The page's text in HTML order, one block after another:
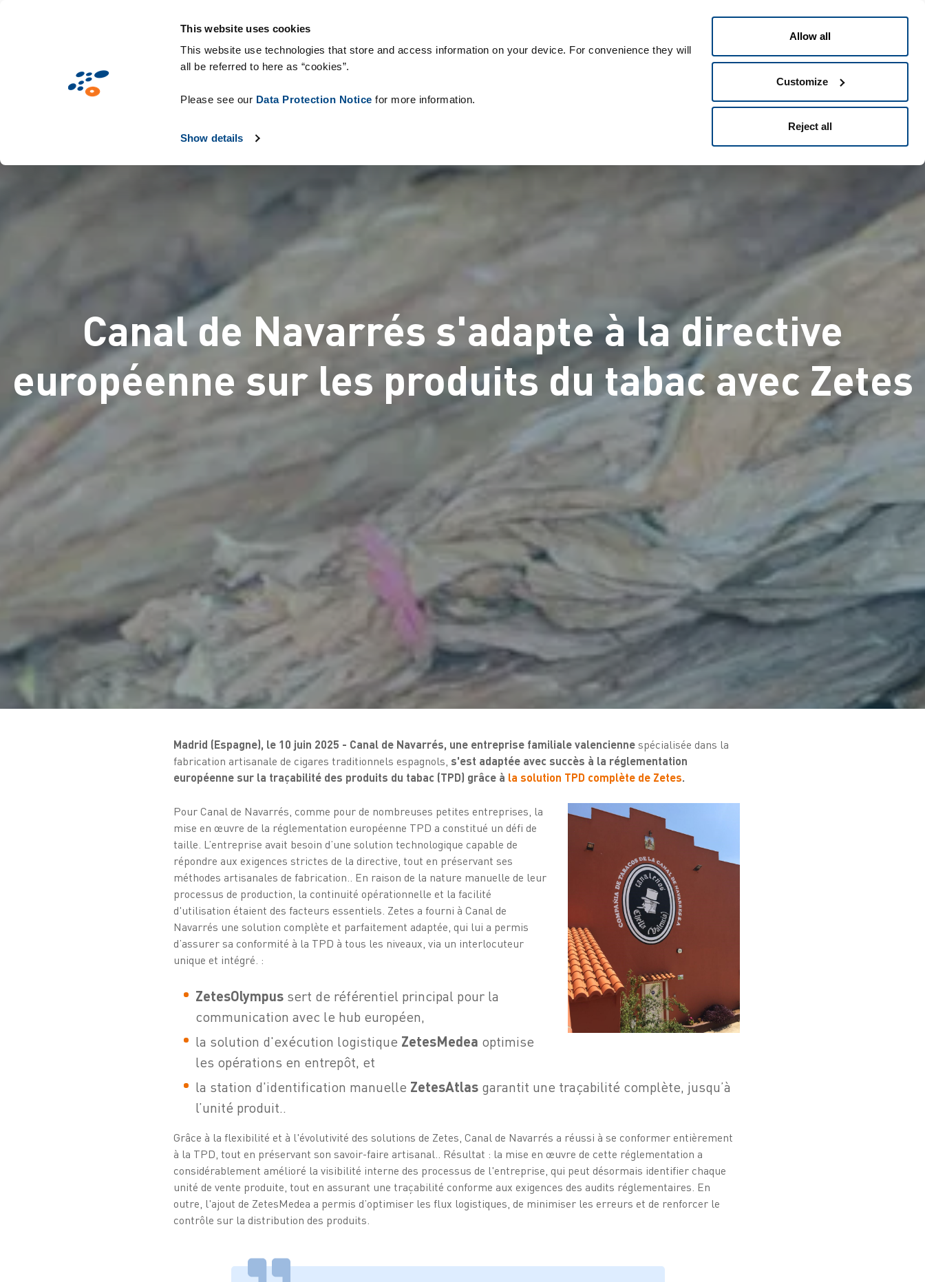
This website uses cookies
This website use technologies that store and access information on your device. For convenience they will
all be referred to here as “cookies”.
Please see our Data Protection Notice for more information.
Show details
Allow all
Customize
Reject all
Secteurs d'activité Technologies & Consommables
Canal de Navarrés s'adapte à la directive
européenne sur les produits du tabac avec Zetes
Madrid (Espagne), le 10 juin 2025 - Canal de Navarrés, une entreprise familiale valencienne spécialisée dans la
fabrication artisanale de cigares traditionnels espagnols, s'est adaptée avec succès à la réglementation
européenne sur la traçabilité des produits du tabac (TPD) grâce à la solution TPD complète de Zetes.
Pour Canal de Navarrés, comme pour de nombreuses petites entreprises, la
mise en œuvre de la réglementation européenne TPD a constitué un défi de
taille. L’entreprise avait besoin d’une solution technologique capable de
répondre aux exigences strictes de la directive, tout en préservant ses
méthodes artisanales de fabrication.. En raison de la nature manuelle de leur
processus de production, la continuité opérationnelle et la facilité
d'utilisation étaient des facteurs essentiels. Zetes a fourni à Canal de
Navarrés une solution complète et parfaitement adaptée, qui lui a permis
d’assurer sa conformité à la TPD à tous les niveaux, via un interlocuteur
unique et intégré. :
ZetesOlympussert de référentiel principal pour la
communication avec le hub européen,
la solution d'exécution logistique ZetesMedea optimise
les opérations en entrepôt, et
la station d'identification manuelle ZetesAtlasgarantit une traçabilité complète, jusqu’à
l’unité produit..
Grâce à la flexibilité et à l'évolutivité des solutions de Zetes, Canal de Navarrés a réussi à se conformer entièrement
à la TPD, tout en préservant son savoir-faire artisanal.. Résultat : la mise en œuvre de cette réglementation a
considérablement amélioré la visibilité interne des processus de l'entreprise, qui peut désormais identifier chaque
unité de vente produite, tout en assurant une traçabilité conforme aux exigences des audits réglementaires. En
outre, l'ajout de ZetesMedea a permis d’optimiser les flux logistiques, de minimiser les erreurs et de renforcer le
contrôle sur la distribution des produits.